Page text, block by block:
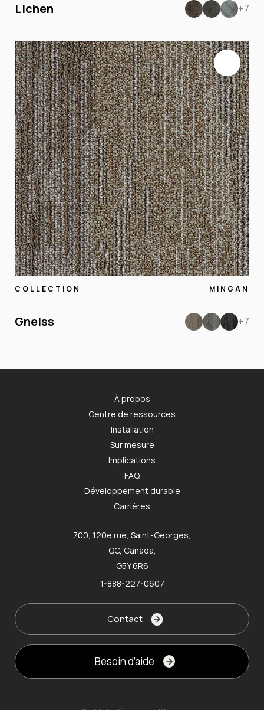
Lichen +7
COLLECTION MINGAN
Gneiss +7
À propos
Centre de ressources
Installation
Sur mesure
Implications
FAQ
Développement durable
Carrières
700, 120e rue, Saint-Georges,
QC, Canada,
G5Y 6R6
1-888-227-0607
Contact
Besoin d’aide